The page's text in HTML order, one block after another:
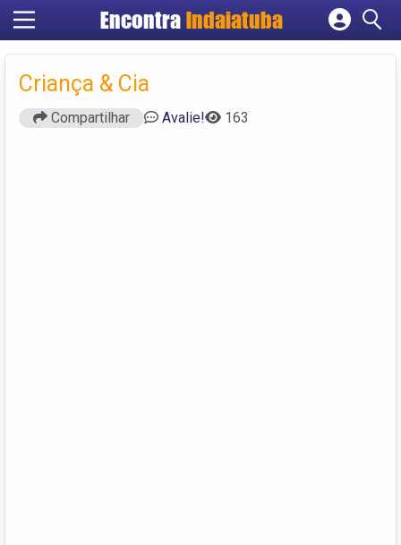
Encontra Indaiatuba
Cadastrar empresa
Criança & Cia
Compartilhar Avalie! 163